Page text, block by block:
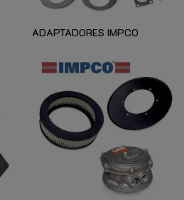
ADAPTADORES IMPCO